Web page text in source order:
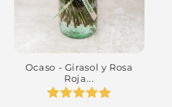
Ocaso - Girasol y Rosa
Roja...